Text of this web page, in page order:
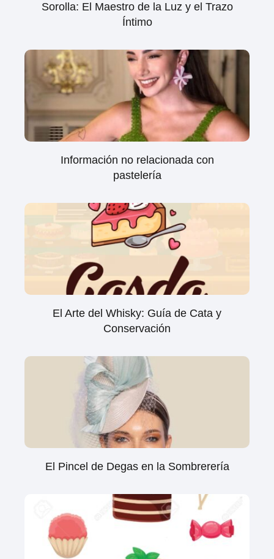
Sorolla: El Maestro de la Luz y el Trazo
Íntimo
Información no relacionada con
pastelería
El Arte del Whisky: Guía de Cata y
Conservación
El Pincel de Degas en la Sombrerería